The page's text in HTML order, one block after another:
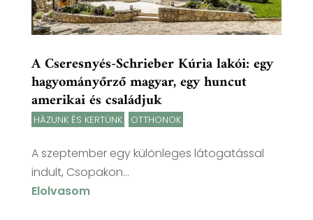
A Cseresnyés-Schrieber Kúria lakói: egy
hagyományőrző magyar, egy huncut
amerikai és családjuk
HÁZUNK ÉS KERTÜNK OTTHONOK
A szeptember egy különleges látogatással
indult, Csopakon...
Elolvasom